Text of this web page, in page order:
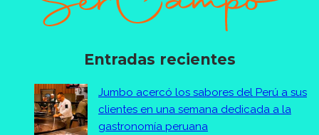
Entradas recientes
Jumbo acercó los sabores del Perú a sus
clientes en una semana dedicada a la
gastronomía peruana